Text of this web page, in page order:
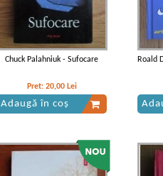
Chuck Palahniuk - Sufocare
Pret: 20,00 Lei
Adaugă în coș
Roald